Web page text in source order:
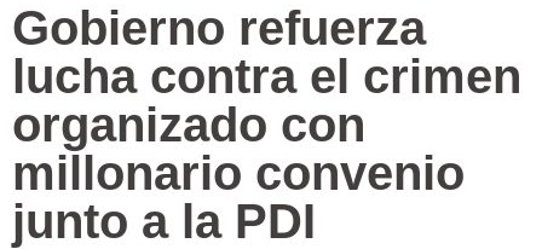
Gobierno refuerza
lucha contra el crimen
organizado con
millonario convenio
junto a la PDI